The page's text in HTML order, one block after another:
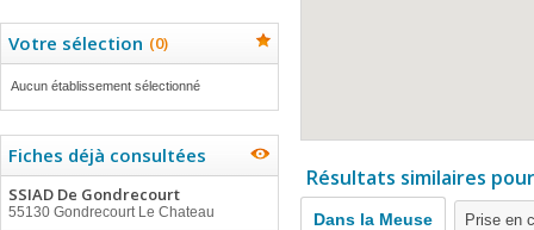
Votre sélection (0)
Aucun établissement sélectionné
Fiches déjà consultées
SSIAD De Gondrecourt
55130 Gondrecourt Le Chateau
Résultats similaires
Dans la Meuse Prise en